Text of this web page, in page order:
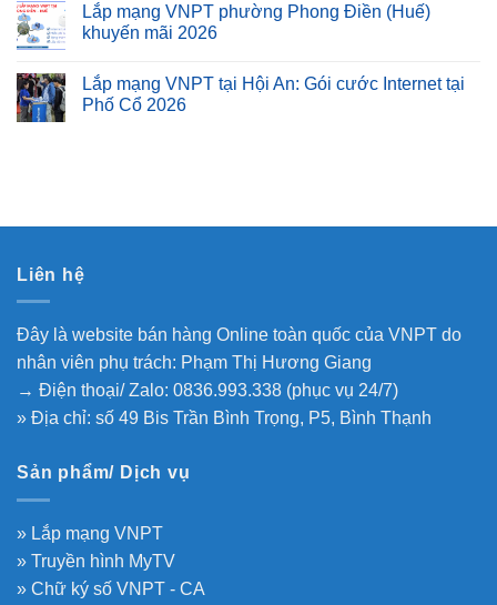
Lắp mạng VNPT phường Phong Điền (Huế)
khuyến mãi 2026
Lắp mạng VNPT tại Hội An: Gói cước Internet tại
Phố Cổ 2026
Liên hệ
Đây là website bán hàng Online toàn quốc của VNPT do
nhân viên phụ trách: Phạm Thị Hương Giang
→ Điện thoại/ Zalo: 0836.993.338 (phục vụ 24/7)
» Địa chỉ: số 49 Bis Trần Bình Trọng, P5, Bình Thạnh
Sản phẩm/ Dịch vụ
» Lắp mạng VNPT
» Truyền hình MyTV
» Chữ ký số VNPT - CA